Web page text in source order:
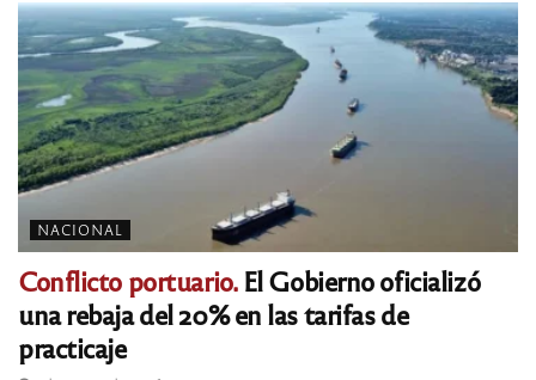
NACIONAL
Conflicto portuario.El Gobierno oficializó
una rebaja del 20% en las tarifas de
practicaje